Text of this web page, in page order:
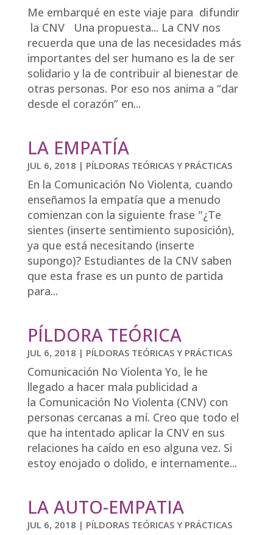
Me embarqué en este viaje para difundir
la CNV Una propuesta... La CNV nos
recuerda que una de las necesidades más
importantes del ser humano es la de ser
solidario y la de contribuir al bienestar de
otras personas. Por eso nos anima a “dar
desde el corazón” en...
LA EMPATÍA
JUL 6, 2018 | PÍLDORAS TEÓRICAS Y PRÁCTICAS
En la Comunicación No Violenta, cuando
enseñamos la empatía que a menudo
comienzan con la siguiente frase "¿Te
sientes (inserte sentimiento suposición),
ya que está necesitando (inserte
supongo)? Estudiantes de la CNV saben
que esta frase es un punto de partida
para...
PÍLDORA TEÓRICA
JUL 6, 2018 | PÍLDORAS TEÓRICAS Y PRÁCTICAS
Comunicación No Violenta Yo, le he
llegado a hacer mala publicidad a
la Comunicación No Violenta (CNV) con
personas cercanas a mí. Creo que todo el
que ha intentado aplicar la CNV en sus
relaciones ha caído en eso alguna vez. Si
estoy enojado o dolido, e internamente...
LA AUTO-EMPATIA
JUL 6, 2018 | PÍLDORAS TEÓRICAS Y PRÁCTICAS